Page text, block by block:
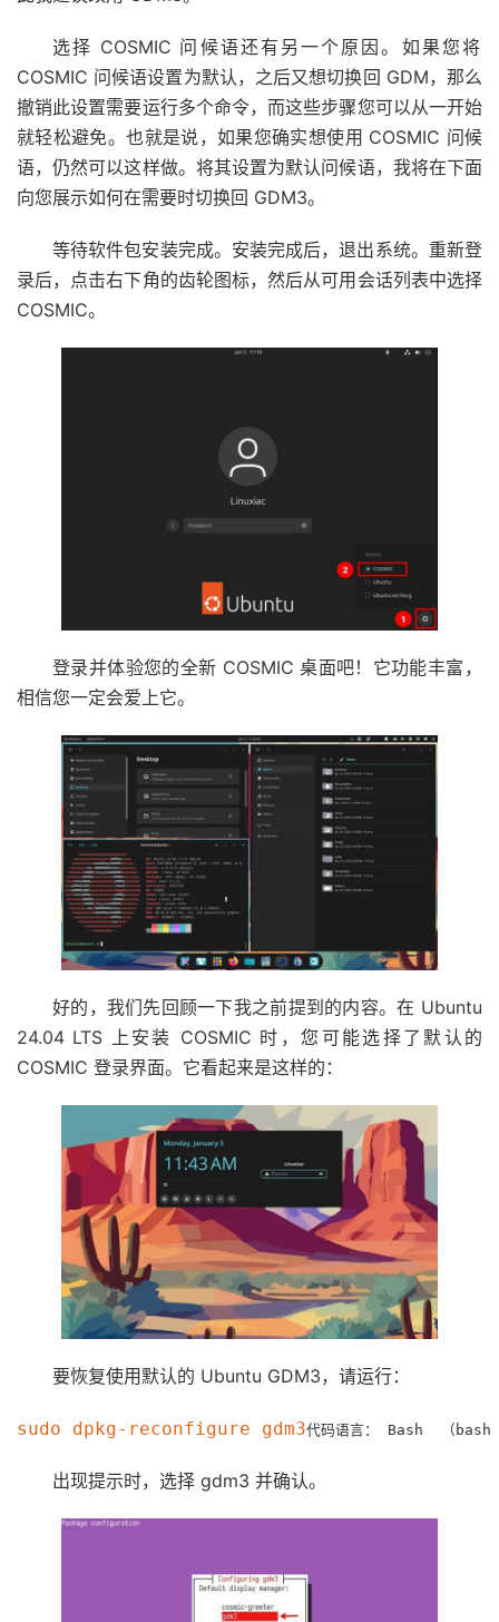
选择 COSMIC 问候语还有另一个原因。如果您将
COSMIC 问候语设置为默认，之后又想切换回 GDM，那么
撤销此设置需要运行多个命令，而这些步骤您可以从一开始
就轻松避免。也就是说，如果您确实想使用 COSMIC 问候
语，仍然可以这样做。将其设置为默认问候语，我将在下面
向您展示如何在需要时切换回 GDM3。
等待软件包安装完成。安装完成后，退出系统。重新登
录后，点击右下角的齿轮图标，然后从可用会话列表中选择
COSMIC。
登录并体验您的全新 COSMIC 桌面吧！它功能丰富，
相信您一定会爱上它。
好的，我们先回顾一下我之前提到的内容。在 Ubuntu
24.04 LTS 上安装 COSMIC 时，您可能选择了默认的
COSMIC 登录界面。它看起来是这样的：
要恢复使用默认的 Ubuntu GDM3，请运行：
sudo dpkg-reconfigure gdm3代码语言： Bash （ bash
出现提示时，选择 gdm3 并确认。